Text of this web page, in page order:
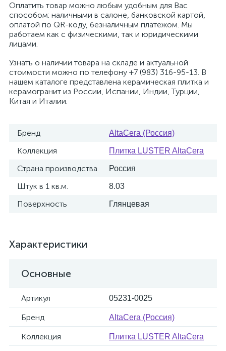
Оплатить товар можно любым удобным для Вас
способом: наличными в салоне, банковской картой,
оплатой по QR-коду, безналичным платежом. Мы
работаем как с физическими, так и юридическими
лицами.
Узнать о наличии товара на складе и актуальной
стоимости можно по телефону +7 (983) 316-95-13. В
нашем каталоге представлена керамическая плитка и
керамогранит из России, Испании, Индии, Турции,
Китая и Италии.
Бренд AltaCera (Россия)
Коллекция Плитка LUSTER AltaCera
Страна производства Россия
Штук в 1 кв.м. 8.03
Поверхность Глянцевая
Характеристики
Основные
Артикул 05231-0025
Бренд AltaCera (Россия)
Коллекция Плитка LUSTER AltaCera